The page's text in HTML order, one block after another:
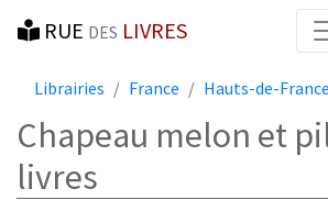
RUE DES LIVRES
Librairies France Hauts-de-France
Chapeau melon et
livres